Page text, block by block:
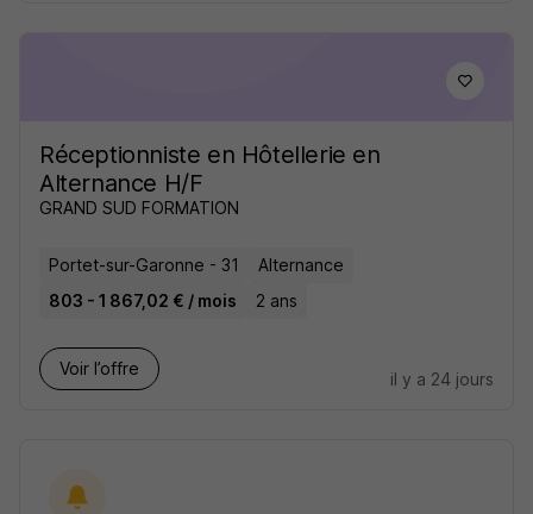
Réceptionniste en Hôtellerie en
Alternance H/F
GRAND SUD FORMATION
Portet-sur-Garonne - 31
Alternance
803 - 1 867,02 € / mois
2 ans
Voir l’offre
il y a 24 jours